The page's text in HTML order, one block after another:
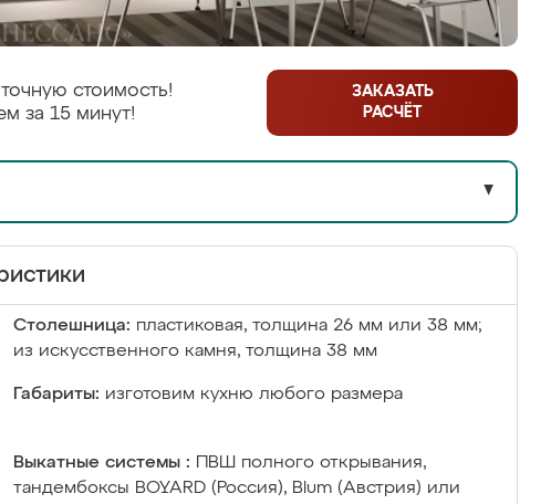
стоимость!
за 15 минут!
ЗАКАЗАТЬ
РАСЧЁТ
▼
Столешница: пластиковая, толщина 26 мм или 38 мм;
из искусственного камня, толщина 38 мм
Габариты: изготовим кухню любого размера
Выкатные системы :
ПВШ полного открывания,
тандембоксы BOYARD (Россия), Blum (Австрия) или